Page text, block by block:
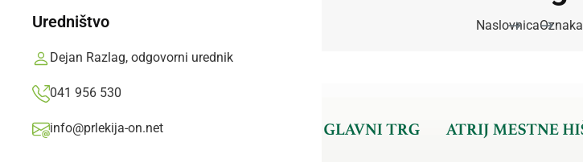
Uredništvo
Dejan Razlag, odgovorni urednik
041 956 530
info@prlekija-on.net
NaslovnicaOznaka